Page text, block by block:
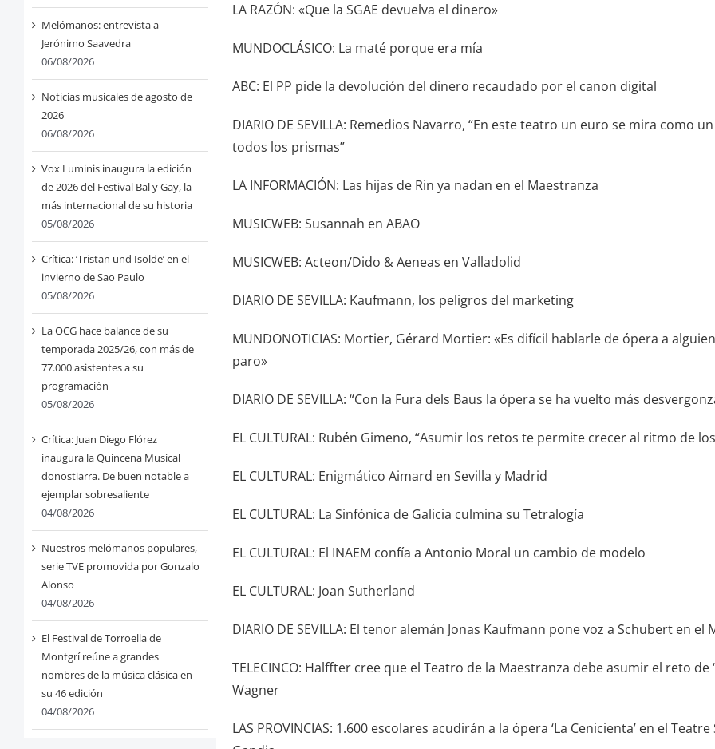
Melómanos: entrevista a
Jerónimo Saavedra
06/08/2026
Noticias musicales de agosto de
2026
06/08/2026
Vox Luminis inaugura la edición
de 2026 del Festival Bal y Gay, la
más internacional de su historia
05/08/2026
Crítica: ‘Tristan und Isolde’ en el
invierno de Sao Paulo
05/08/2026
La OCG hace balance de su
temporada 2025/26, con más de
77.000 asistentes a su
programación
05/08/2026
Crítica: Juan Diego Flórez
inaugura la Quincena Musical
donostiarra. De buen notable a
ejemplar sobresaliente
04/08/2026
Nuestros melómanos populares,
serie TVE promovida por Gonzalo
Alonso
04/08/2026
El Festival de Torroella de
Montgrí reúne a grandes
nombres de la música clásica en
su 46 edición
04/08/2026
LA RAZÓN: «Que la SGAE devuelva el dinero»
MUNDOCLÁSICO: La maté porque era mía
ABC: El PP pide la devolución del dinero recaudado por el canon digital
DIARIO DE SEVILLA: Remedios Navarro, “En este teatro un euro se mira como
todos los prismas”
LA INFORMACIÓN: Las hijas de Rin ya nadan en el Maestranza
MUSICWEB: Susannah en ABAO
MUSICWEB: Acteon/Dido & Aeneas en Valladolid
DIARIO DE SEVILLA: Kaufmann, los peligros del marketing
MUNDONOTICIAS: Mortier, Gérard Mortier: «Es difícil hablarle de ópera a
paro»
DIARIO DE SEVILLA: “Con la Fura dels Baus la ópera se ha vuelto más
EL CULTURAL: Rubén Gimeno, “Asumir los retos te permite crecer al ritmo de
EL CULTURAL: Enigmático Aimard en Sevilla y Madrid
EL CULTURAL: La Sinfónica de Galicia culmina su Tetralogía
EL CULTURAL: El INAEM confía a Antonio Moral un cambio de modelo
EL CULTURAL: Joan Sutherland
DIARIO DE SEVILLA: El tenor alemán Jonas Kaufmann pone voz a Schubert en el
TELECINCO: Halffter cree que el Teatro de la Maestranza debe asumir el reto de
Wagner
LAS PROVINCIAS: 1.600 escolares acudirán a la ópera ‘La Cenicienta’ en el